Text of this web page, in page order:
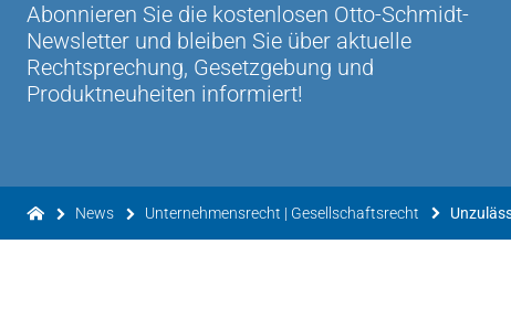
Abonnieren Sie die kostenlosen Otto-Schmidt-
Newsletter und bleiben Sie über aktuelle
Rechtsprechung, Gesetzgebung und
Produktneuheiten informiert!
News Unternehmensrecht | Gesellschaftsrecht